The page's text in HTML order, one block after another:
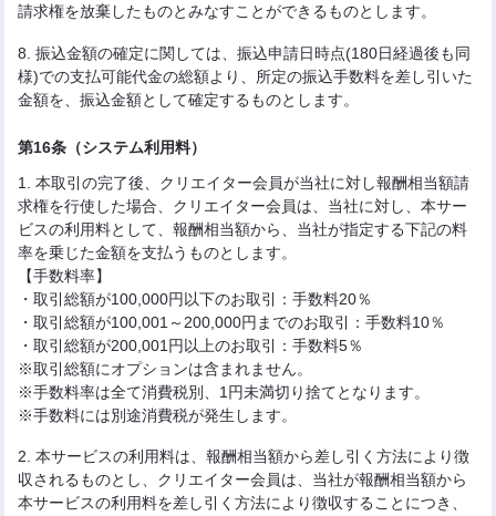
請求権を放棄したものとみなすことができるものとします。
8. 振込金額の確定に関しては、振込申請日時点(180日経過後も同
様)での支払可能代金の総額より、所定の振込手数料を差し引いた
金額を、振込金額として確定するものとします。
第16条（システム利用料）
1. 本取引の完了後、クリエイター会員が当社に対し報酬相当額請
求権を行使した場合、クリエイター会員は、当社に対し、本サー
ビスの利用料として、報酬相当額から、当社が指定する下記の料
率を乗じた金額を支払うものとします。
【手数料率】
・取引総額が100,000円以下のお取引：手数料20％
・取引総額が100,001～200,000円までのお取引：手数料10％
・取引総額が200,001円以上のお取引：手数料5％
※取引総額にオプションは含まれません。
※手数料率は全て消費税別、1円未満切り捨てとなります。
※手数料には別途消費税が発生します。
2. 本サービスの利用料は、報酬相当額から差し引く方法により徴
収されるものとし、クリエイター会員は、当社が報酬相当額から
本サービスの利用料を差し引く方法により徴収することにつき、